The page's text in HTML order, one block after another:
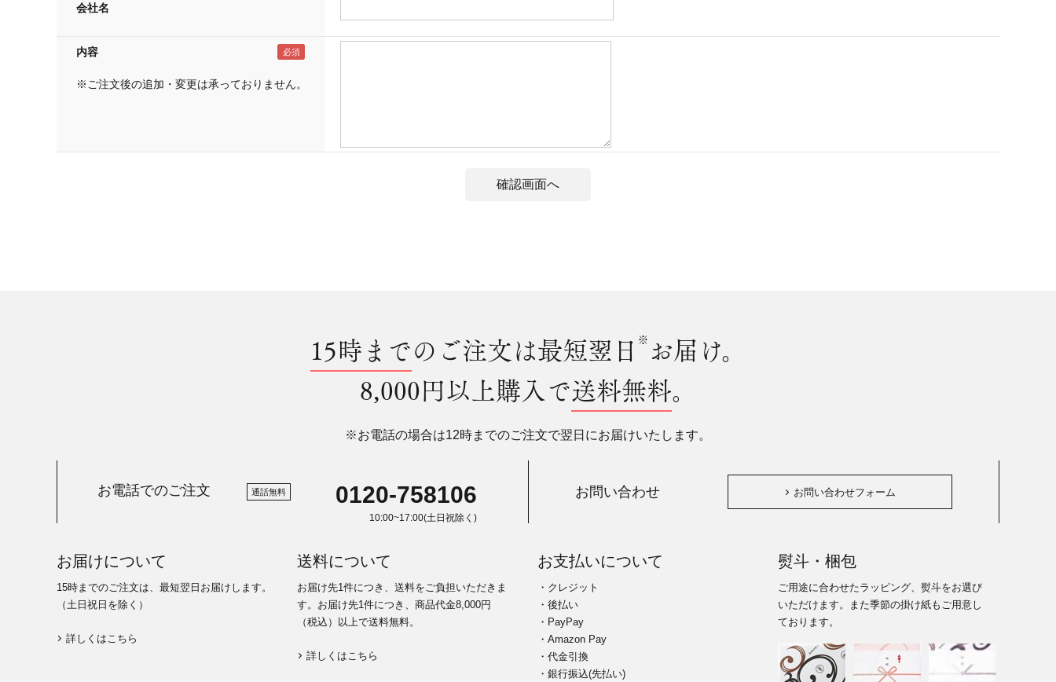
会社名
内容
※ご注文後の追加・変更は承っておりません。
15時までのご注文は最短翌日 ※ お届け。
8,000円以上購入で送料無料。
※お電話の場合は12時までのご注文で翌日にお届けいたします。
お電話でのご注文 通話無料 0120-758106
10:00~17:00(土日祝除く)
お問い合わせ お問い合わせフォーム
お届けについて
15時までのご注文は、最短翌日お届けします。
（土日祝日を除く）
詳しくはこちら
送料について
お届け先1件につき、送料をご負担いただきま
す。お届け先1件につき、商品代金8,000円
（税込）以上で送料無料。
詳しくはこちら
お支払いについて
・クレジット
・後払い
・PayPay
・Amazon Pay
・代金引換
・銀行振込(先払い)
熨斗・梱包
ご用途に合わせたラッピング、熨斗をお選び
いただけます。また季節の掛け紙もご用意し
ております。